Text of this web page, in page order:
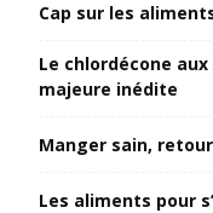
Cap sur les
Le chlordécone
majeure inédite
Manger sain,
Les aliments pour